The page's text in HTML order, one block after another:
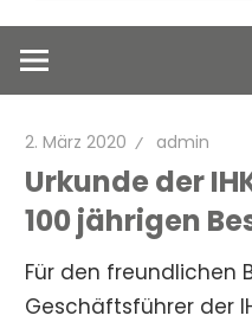
2. März 2020 admin
Urkunde der
100 jährigen
Für den freundlichen
Geschäftsführer der